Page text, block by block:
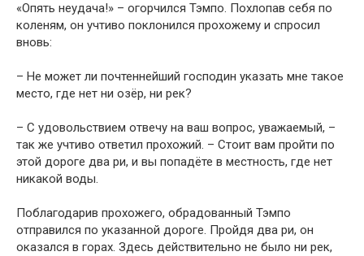
«Опять неудача!» – огорчился Тэмпо. Похлопав себя по
коленям, он учтиво поклонился прохожему и спросил
вновь:
– Не может ли почтеннейший господин указать мне такое
место, где нет ни озёр, ни рек?
– С удовольствием отвечу на ваш вопрос, уважаемый, –
так же учтиво ответил прохожий. – Стоит вам пройти по
этой дороге два ри, и вы попадёте в местность, где нет
никакой воды.
Поблагодарив прохожего, обрадованный Тэмпо
отправился по указанной дороге. Пройдя два ри, он
оказался в горах. Здесь действительно не было ни рек,